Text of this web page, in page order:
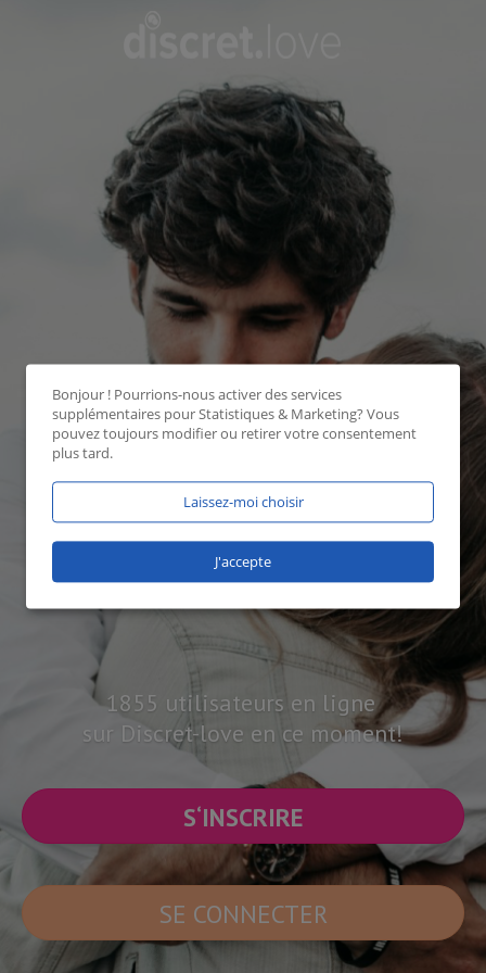
1855 utilisateurs en ligne
sur Discret-love en ce moment!
S‘INSCRIRE
SE CONNECTER
Bonjour ! Pourrions-nous activer des services
supplémentaires pourStatistiques & Marketing? Vous
pouvez toujours modifier ou retirer votre consentement
plus tard.
Laissez-moi choisir
J'accepte